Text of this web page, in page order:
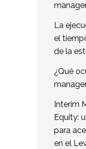
La
el
de la
¿Qué
Interim
Equity:
para
en el